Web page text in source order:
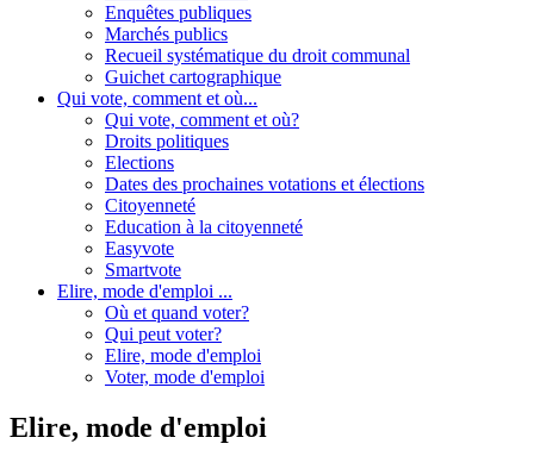
Enquêtes publiques
Marchés publics
Recueil systématique du droit communal
Guichet cartographique
Qui vote, comment et où...
Qui vote, comment et où?
Droits politiques
Elections
Dates des prochaines votations et élections
Citoyenneté
Education à la citoyenneté
Easyvote
Smartvote
Elire, mode d'emploi ...
Où et quand voter?
Qui peut voter?
Elire, mode d'emploi
Voter, mode d'emploi
Elire, mode d'emploi